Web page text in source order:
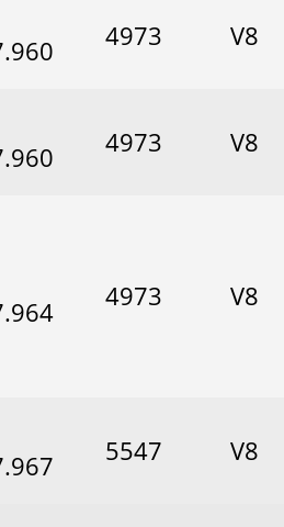
4973 V8
4973 V8
4973 V8
5547 V8